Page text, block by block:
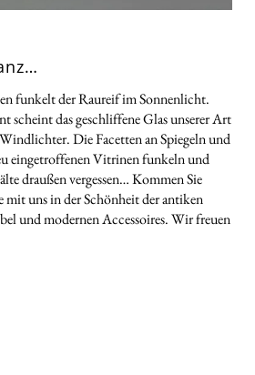
funkelt der Raureif im Sonnenlicht.
scheint das geschliffene Glas unserer Art
Die Facetten an Spiegeln und
eingetroffenen Vitrinen funkeln und
draußen vergessen… Kommen Sie
mit uns in der Schönheit der antiken
und modernen Accessoires. Wir freuen